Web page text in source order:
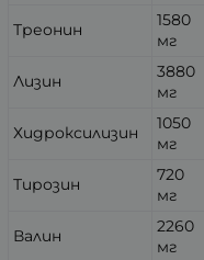
Треонин
1580
мг
Лизин
3880
мг
Хидроксилизин
1050
мг
Тирозин
720
мг
Валин
2260
мг